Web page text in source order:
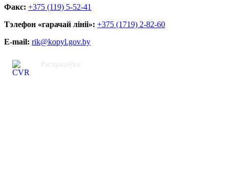
Факс: +375 (119) 5-52-41
Тэлефон «гарачай лініі»: +375 (1719) 2-82-60
E-mail: rik@kopyl.gov.by
Распрацоўка: